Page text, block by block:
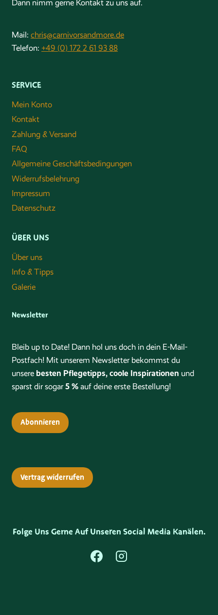
Dann nimm gerne Kontakt zu uns auf.
Mail: chris@carnivorsandmore.de
Telefon: +49 (0) 172 2 61 93 88
SERVICE
Mein Konto
Kontakt
Zahlung & Versand
FAQ
Allgemeine Geschäftsbedingungen
Widerrufsbelehrung
Impressum
Datenschutz
ÜBER UNS
Über uns
Info & Tipps
Galerie
Newsletter
Bleib up to Date! Dann hol uns doch in dein E-Mail-
Postfach! Mit unserem Newsletter bekommst du
unsere besten Pflegetipps, coole Inspirationen und
sparst dir sogar5 % auf deine erste Bestellung!
Abonnieren
Vertrag widerrufen
Folge Uns Gerne Auf Unseren Social Media Kanälen.